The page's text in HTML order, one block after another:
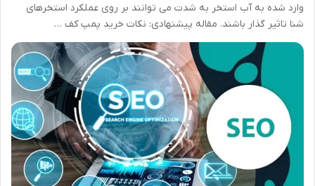
وارد شده به آب استخر به شدت می توانند بر روی عملکرد استخرهای
شنا تاثیر گذار باشند. مقاله پیشنهادی: نکات خرید پمپ کف …